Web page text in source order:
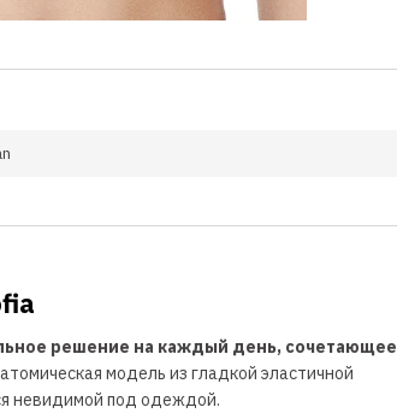
решение на каждый день, сочетающее
модель из гладкой эластичной
невидимой под одеждой.